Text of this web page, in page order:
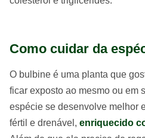
Como cuidar da
O bulbine é uma planta que
ficar exposto ao mesmo ou em
espécie se desenvolve melhor
fértil e drenável, enriquecido